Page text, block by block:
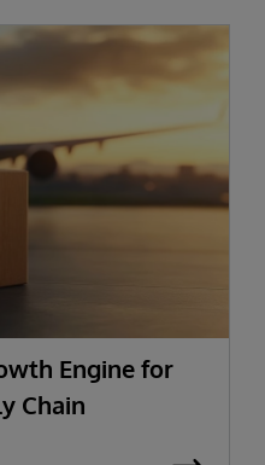
Engine for
Chain